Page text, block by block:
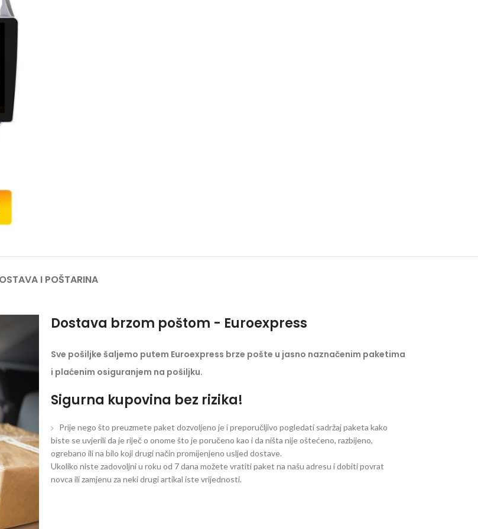
I POŠTARINA
Dostava brzom poštom - Euroexpress
Sve pošiljke šaljemo putem Euroexpress brze pošte u jasno naznačenim paketima
i plaćenim osiguranjem na pošiljku.
Sigurna kupovina bez rizika!
Prije nego što preuzmete paket dozvoljeno je i preporučljivo pogledati sadržaj paketa kako
biste se uvjerili da je riječ o onome što je poručeno kao i da ništa nije oštećeno, razbijeno,
ogrebano ili na bilo koji drugi način promijenjeno usljed dostave.
Ukoliko niste zadovoljni u roku od 7 dana možete vratiti paket na našu adresu i dobiti povrat
novca ili zamjenu za neki drugi artikal iste vrijednosti.